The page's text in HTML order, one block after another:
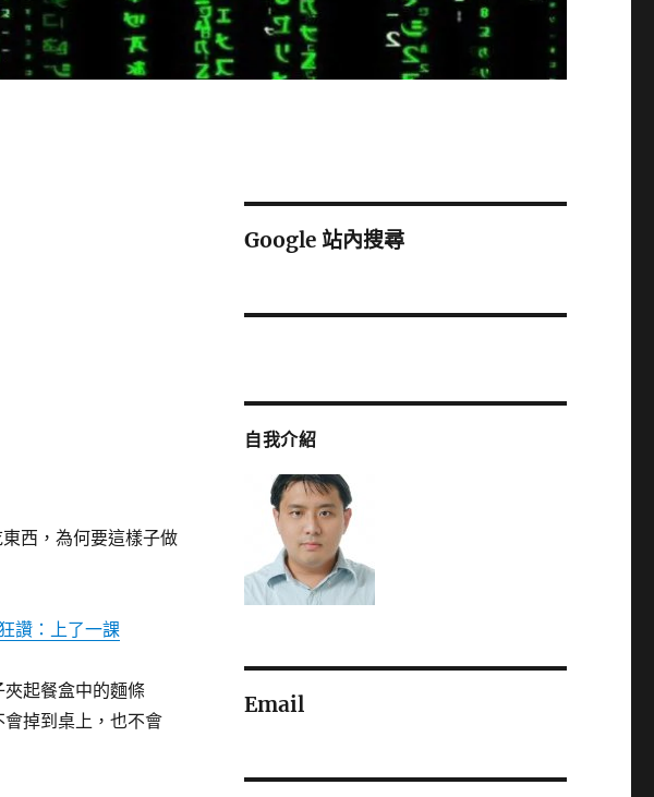
西，為何要這樣子做
讚：上了一課
起餐盒中的麵條
掉到桌上，也不會
Google 站內搜尋
自我介紹
Email